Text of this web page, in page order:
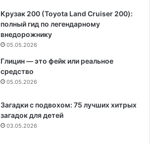
Крузак 200 (Toyota Land Cruiser 200):
полный гид по легендарному
внедорожнику
05.05.2026
Глицин — это фейк или реальное
средство
05.05.2026
Загадки с подвохом: 75 лучших хитрых
загадок для детей
03.05.2026